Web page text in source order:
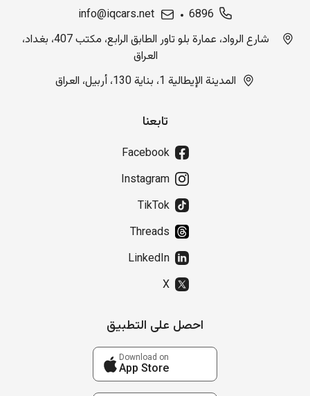
6896
info@iqcars.net
شارع الرواد، عمارة بلو تاور الطابق الرابع، مكتب 407، بغداد،
العراق
المدينة الإيطالية 1، بناية 130، أربيل، العراق
تابعنا
Facebook
Instagram
TikTok
Threads
LinkedIn
X
احصل على التطبيق
Download on
App Store